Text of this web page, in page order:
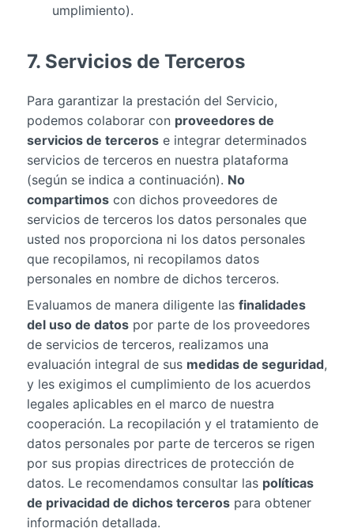
umplimiento).
7. Servicios de Terceros
Para garantizar la prestación del Servicio,
podemos colaborar con proveedores de
servicios de tercerose integrar determinados
servicios de terceros en nuestra plataforma
(según se indica a continuación). No
compartimoscon dichos proveedores de
servicios de terceros los datos personales que
usted nos proporciona ni los datos personales
que recopilamos, ni recopilamos datos
personales en nombre de dichos terceros.
Evaluamos de manera diligente las finalidades
del uso de datospor parte de los proveedores
de servicios de terceros, realizamos una
evaluación integral de sus medidas de seguridad,
y les exigimos el cumplimiento de los acuerdos
legales aplicables en el marco de nuestra
cooperación. La recopilación y el tratamiento de
datos personales por parte de terceros se rigen
por sus propias directrices de protección de
datos. Le recomendamos consultar las políticas
de privacidad de dichos tercerospara obtener
información detallada.